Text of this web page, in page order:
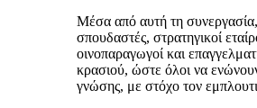
Μέσα από αυτή τη συνεργασία,
σπουδαστές, στρατηγικοί
οινοπαραγωγοί και
κρασιού, ώστε όλοι να
γνώσης, με στόχο τον